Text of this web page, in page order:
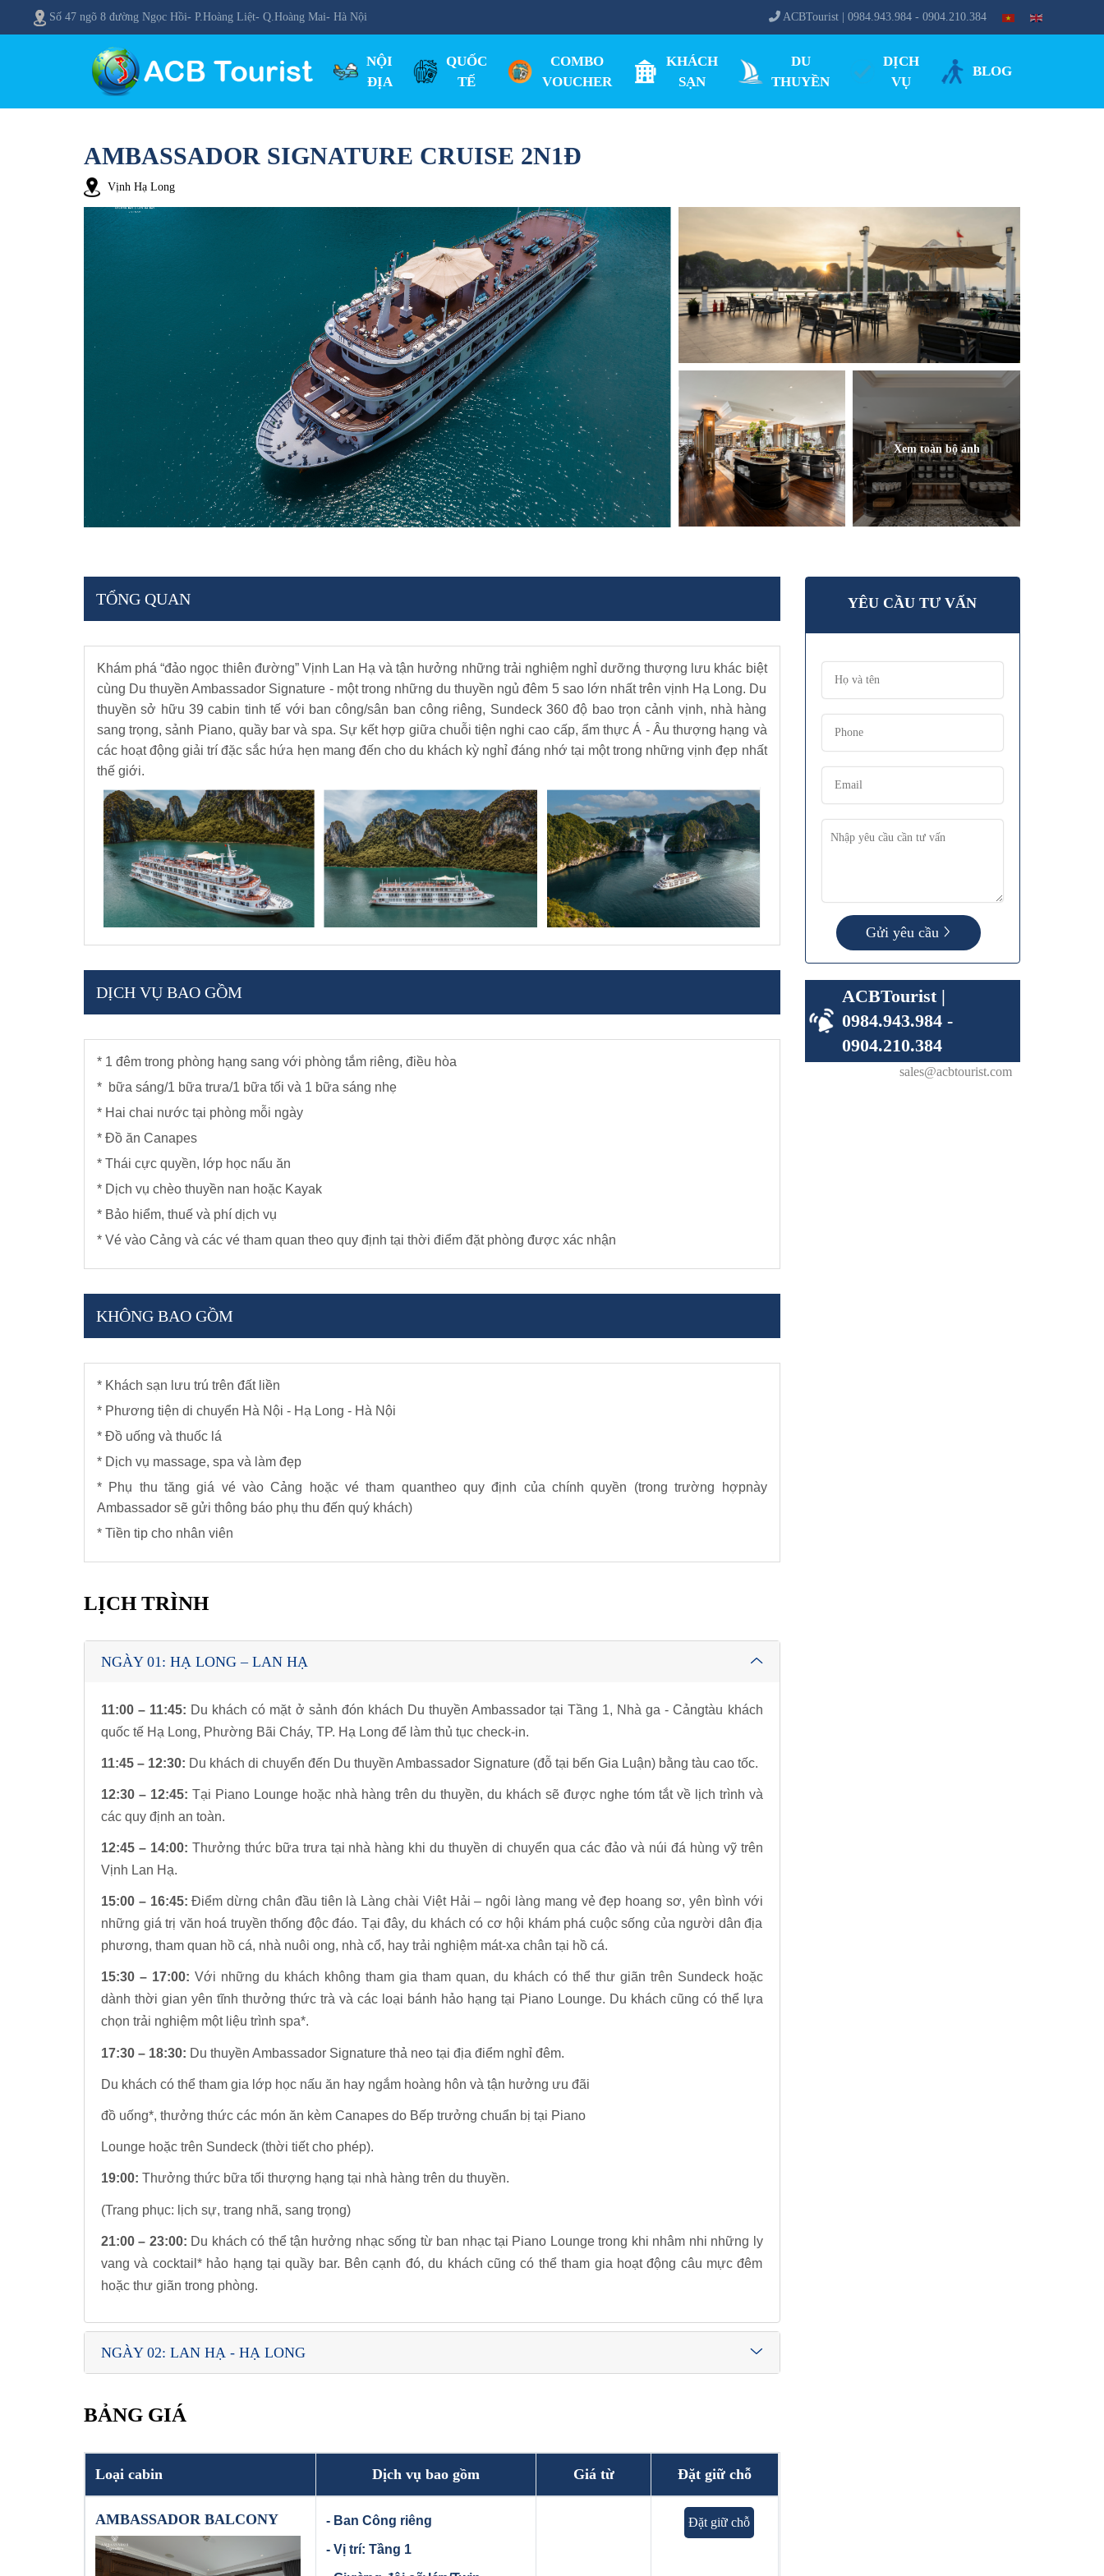
Số 47 ngõ 8 đường Ngọc Hồi- P.Hoàng Liệt- Q.Hoàng Mai- Hà Nội ACBTourist | 0984.943.984 - 0904.210.384
NỘI
ĐỊA
QUỐC
TẾ
COMBO
VOUCHER
KHÁCH
SẠN
DU
THUYỀN
DỊCH
VỤ
BLOG
AMBASSADOR SIGNATURE CRUISE 2N1Đ
Vịnh Hạ Long
Xem toàn bộ ảnh
TỔNG QUAN
Khám phá “đảo ngọc thiên đường” Vịnh Lan Hạ và tận hưởng những trải nghiệm nghỉ dưỡng thượng lưu khác biệt
cùng Du thuyền Ambassador Signature - một trong những du thuyền ngủ đêm 5 sao lớn nhất trên vịnh Hạ Long. Du
thuyền sở hữu 39 cabin tinh tế với ban công/sân ban công riêng, Sundeck 360 độ bao trọn cảnh vịnh, nhà hàng
sang trọng, sảnh Piano, quầy bar và spa. Sự kết hợp giữa chuỗi tiện nghi cao cấp, ẩm thực Á - Âu thượng hạng và
các hoạt động giải trí đặc sắc hứa hẹn mang đến cho du khách kỳ nghỉ đáng nhớ tại một trong những vịnh đẹp nhất
thế giới.
DỊCH VỤ BAO GỒM
* 1 đêm trong phòng hạng sang với phòng tắm riêng, điều hòa
* bữa sáng/1 bữa trưa/1 bữa tối và 1 bữa sáng nhẹ
* Hai chai nước tại phòng mỗi ngày
* Đồ ăn Canapes
* Thái cực quyền, lớp học nấu ăn
* Dịch vụ chèo thuyền nan hoặc Kayak
* Bảo hiểm, thuế và phí dịch vụ
* Vé vào Cảng và các vé tham quan theo quy định tại thời điểm đặt phòng được xác nhận
KHÔNG BAO GỒM
* Khách sạn lưu trú trên đất liền
* Phương tiện di chuyển Hà Nội - Hạ Long - Hà Nội
* Đồ uống và thuốc lá
* Dịch vụ massage, spa và làm đẹp
* Phụ thu tăng giá vé vào Cảng hoặc vé tham quantheo quy định của chính quyền (trong trường hợpnày
Ambassador sẽ gửi thông báo phụ thu đến quý khách)
* Tiền tip cho nhân viên
LỊCH TRÌNH
NGÀY 01: HẠ LONG – LAN HẠ
11:00 – 11:45: Du khách có mặt ở sảnh đón khách Du thuyền Ambassador tại Tầng 1, Nhà ga - Cảngtàu khách
quốc tế Hạ Long, Phường Bãi Cháy, TP. Hạ Long để làm thủ tục check-in.
11:45 – 12:30: Du khách di chuyển đến Du thuyền Ambassador Signature (đỗ tại bến Gia Luận) bằng tàu cao tốc.
12:30 – 12:45: Tại Piano Lounge hoặc nhà hàng trên du thuyền, du khách sẽ được nghe tóm tắt về lịch trình và
các quy định an toàn.
12:45 – 14:00: Thưởng thức bữa trưa tại nhà hàng khi du thuyền di chuyển qua các đảo và núi đá hùng vỹ trên
Vịnh Lan Hạ.
15:00 – 16:45: Điểm dừng chân đầu tiên là Làng chài Việt Hải – ngôi làng mang vẻ đẹp hoang sơ, yên bình với
những giá trị văn hoá truyền thống độc đáo. Tại đây, du khách có cơ hội khám phá cuộc sống của người dân địa
phương, tham quan hồ cá, nhà nuôi ong, nhà cổ, hay trải nghiệm mát-xa chân tại hồ cá.
15:30 – 17:00: Với những du khách không tham gia tham quan, du khách có thể thư giãn trên Sundeck hoặc
dành thời gian yên tĩnh thưởng thức trà và các loại bánh hảo hạng tại Piano Lounge. Du khách cũng có thể lựa
chọn trải nghiệm một liệu trình spa*.
17:30 – 18:30: Du thuyền Ambassador Signature thả neo tại địa điểm nghỉ đêm.
Du khách có thể tham gia lớp học nấu ăn hay ngắm hoàng hôn và tận hưởng ưu đãi
đồ uống*, thưởng thức các món ăn kèm Canapes do Bếp trưởng chuẩn bị tại Piano
Lounge hoặc trên Sundeck (thời tiết cho phép).
19:00: Thưởng thức bữa tối thượng hạng tại nhà hàng trên du thuyền.
(Trang phục: lịch sự, trang nhã, sang trọng)
21:00 – 23:00: Du khách có thể tận hưởng nhạc sống từ ban nhạc tại Piano Lounge trong khi nhâm nhi những ly
vang và cocktail* hảo hạng tại quầy bar. Bên cạnh đó, du khách cũng có thể tham gia hoạt động câu mực đêm
hoặc thư giãn trong phòng.
NGÀY 02: LAN HẠ - HẠ LONG
BẢNG GIÁ
Loại cabin Dịch vụ bao gồm Giá từ Đặt giữ chỗ
AMBASSADOR BALCONY - Ban Công riêng
- Vị trí: Tầng 1
Đặt giữ chỗ
YÊU CẦU TƯ VẤN
Gửi yêu cầu
ACBTourist |
0984.943.984 -
0904.210.384
sales@acbtourist.com